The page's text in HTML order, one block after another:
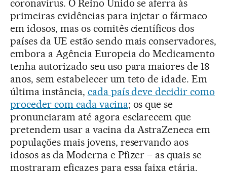
coronavírus. O Reino Unido se aferra às
primeiras evidências para injetar o fármaco
em idosos, mas os comitês científicos dos
países da UE estão sendo mais conservadores,
embora a Agência Europeia do Medicamento
tenha autorizado seu uso para maiores de 18
anos, sem estabelecer um teto de idade. Em
última instância, cada país deve decidir como
proceder com cada vacina; os que se
pronunciaram até agora esclarecem que
pretendem usar a vacina da AstraZeneca em
populações mais jovens, reservando aos
idosos as da Moderna e Pfizer – as quais se
mostraram eficazes para essa faixa etária.